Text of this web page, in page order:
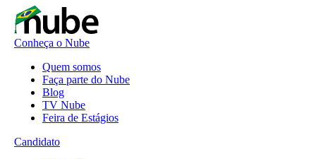
Conheça o Nube
Quem somos
Faça parte do Nube
Blog
TV Nube
Feira de Estágios
Candidato